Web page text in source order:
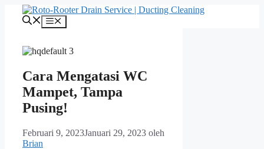
Langsung
Menu
Cara Mengatasi WC
Mampet, Tampa
Pusing!
Februari 9, 2023Januari 29, 2023 oleh
Brian